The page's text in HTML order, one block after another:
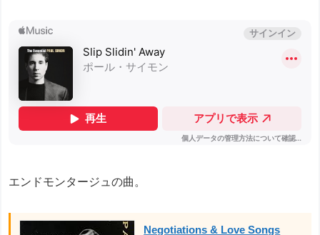
エンドモンタージュの曲。
Negotiations & Love Songs